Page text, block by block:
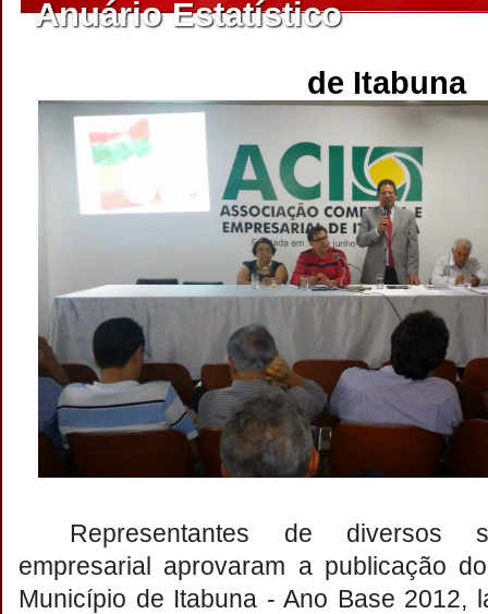
Anuário Estatístico
de Itabuna
Representantes de diversos
empresarial aprovaram a publicação
Município de Itabuna - Ano Base 2012,